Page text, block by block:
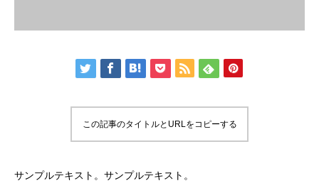
この記事のタイトルとURLをコピーする
サンプルテキスト。サンプルテキスト。